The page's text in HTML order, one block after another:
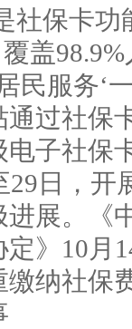
社保卡
盖
民服务‘
过社保
子社保
29日，开
进展。《
定》10月
纳社保